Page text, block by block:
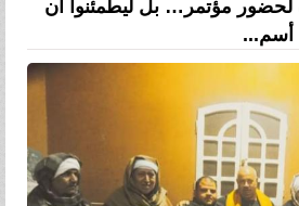
لحضور مؤتمر… بل ليطمئنوا أن
أسم...